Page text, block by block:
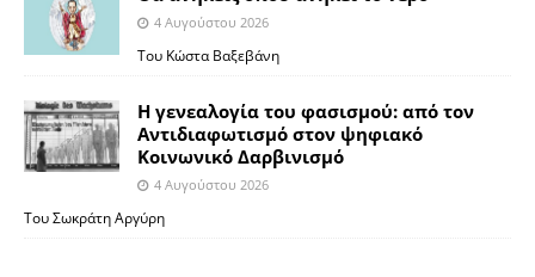
4 Αυγούστου 2026
Του Κώστα Βαξεβάνη
Η γενεαλογία του φασισμού: από τον
Αντιδιαφωτισμό στον ψηφιακό
Κοινωνικό Δαρβινισμό
4 Αυγούστου 2026
Του Σωκράτη Αργύρη